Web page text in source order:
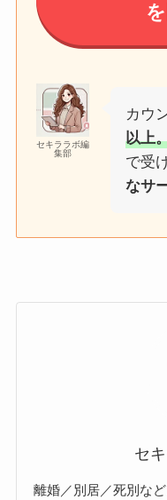
セキララボ編
集部
カウ
以上
で受
なサ
セ
離婚／別居／死別な